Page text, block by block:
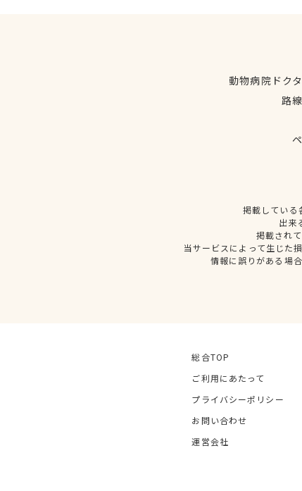
動物病院ドク
路
掲載している
出来
掲載され
当サービスによって生じた
情報に誤りがある場
総合TOP
ご利用にあたって
プライバシーポリシー
お問い合わせ
運営会社